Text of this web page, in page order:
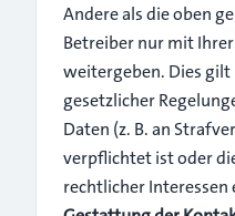
Andere als die oben
Betreiber nur mit
weitergeben. Dies
gesetzlicher
Daten (z. B. an
verpflichtet ist oder
rechtlicher